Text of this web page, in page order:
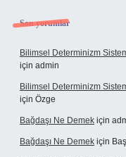
Son yorumlar
Bilimsel Determinizm
için admin
Bilimsel Determinizm
için Özge
Bağdaşı Ne Demek için
Bağdaşı Ne Demek için